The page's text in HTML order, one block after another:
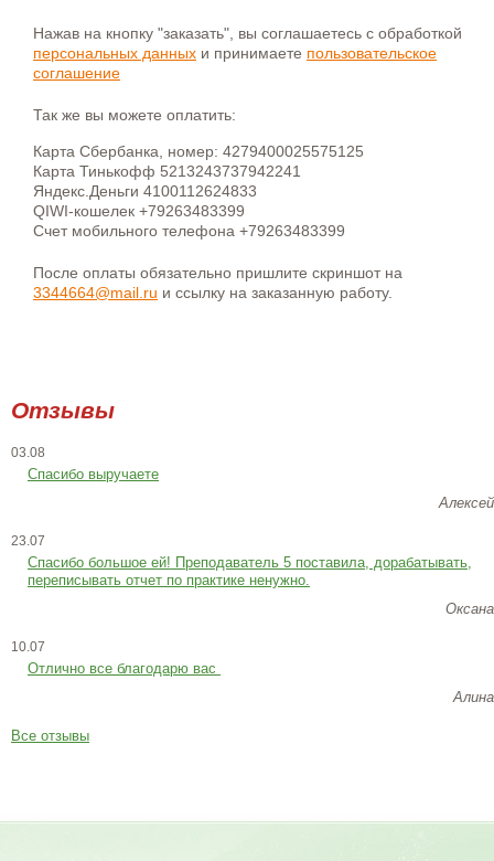
Нажав на кнопку "заказать", вы соглашаетесь с обработкой
персональных данных и принимаете пользовательское
соглашение
Так же вы можете оплатить:
Карта Сбербанка, номер: 4279400025575125
Карта Тинькофф 5213243737942241
Яндекс.Деньги 4100112624833
QIWI-кошелек +79263483399
Счет мобильного телефона +79263483399
После оплаты обязательно пришлите скриншот на
3344664@mail.ru и ссылку на заказанную работу.
Отзывы
03.08
Спасибо выручаете
Алексей
23.07
Cпасибо большое ей! Преподаватель 5 поставила, дорабатывать,
переписывать отчет по практике ненужно.
Оксана
10.07
Отлично все благодарю вас
Алина
Все отзывы